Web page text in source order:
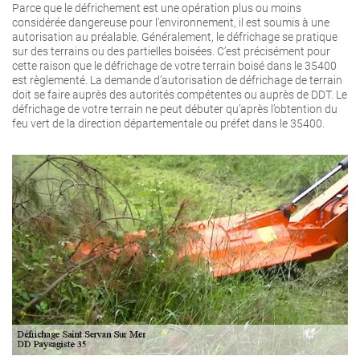
Parce que le défrichement est une opération plus ou moins
considérée dangereuse pour l’environnement, il est soumis à une
autorisation au préalable. Généralement, le défrichage se pratique
sur des terrains ou des partielles boisées. C’est précisément pour
cette raison que le défrichage de votre terrain boisé dans le 35400
est règlementé. La demande d’autorisation de défrichage de terrain
doit se faire auprès des autorités compétentes ou auprès de DDT. Le
défrichage de votre terrain ne peut débuter qu’après l’obtention du
feu vert de la direction départementale ou préfet dans le 35400.